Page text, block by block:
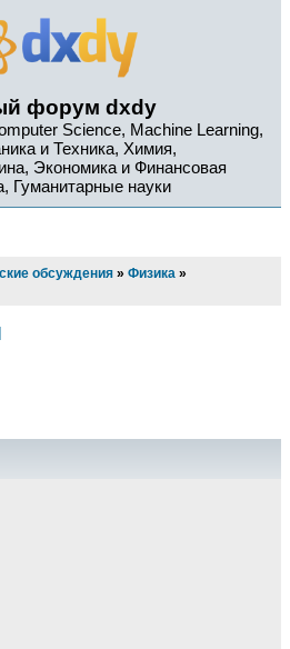
форум dxdy
Science, Machine Learning,
и Техника, Химия,
Экономика и Финансовая
Гуманитарные науки
обсуждения » Физика »